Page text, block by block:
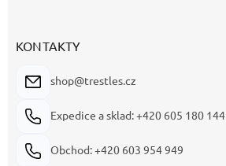
KONTAKTY
shop@trestles.cz
Expedice a sklad: +420 605 180 144
Obchod: +420 603 954 949